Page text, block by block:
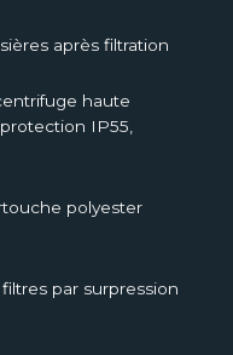
après filtration
haute
IP55,
polyester
par surpression